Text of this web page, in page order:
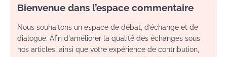
Bienvenue dans l’espace commentaire
Nous souhaitons un espace de débat, d’échange et de
dialogue. Afin d'améliorer la qualité des échanges sous
nos articles, ainsi que votre expérience de contribution,